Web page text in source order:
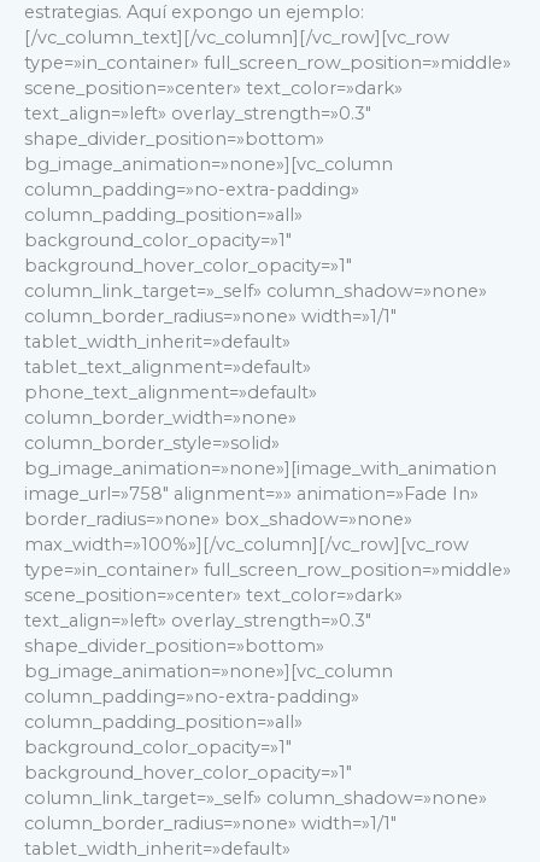
estrategias. Aquí expongo un ejemplo:
[/vc_column_text][/vc_column][/vc_row][vc_row
type=»in_container» full_screen_row_position=»middle»
scene_position=»center» text_color=»dark»
text_align=»left» overlay_strength=»0.3″
shape_divider_position=»bottom»
bg_image_animation=»none»][vc_column
column_padding=»no-extra-padding»
column_padding_position=»all»
background_color_opacity=»1″
background_hover_color_opacity=»1″
column_link_target=»_self» column_shadow=»none»
column_border_radius=»none» width=»1/1″
tablet_width_inherit=»default»
tablet_text_alignment=»default»
phone_text_alignment=»default»
column_border_width=»none»
column_border_style=»solid»
bg_image_animation=»none»][image_with_animation
image_url=»758″ alignment=»» animation=»Fade In»
border_radius=»none» box_shadow=»none»
max_width=»100%»][/vc_column][/vc_row][vc_row
type=»in_container» full_screen_row_position=»middle»
scene_position=»center» text_color=»dark»
text_align=»left» overlay_strength=»0.3″
shape_divider_position=»bottom»
bg_image_animation=»none»][vc_column
column_padding=»no-extra-padding»
column_padding_position=»all»
background_color_opacity=»1″
background_hover_color_opacity=»1″
column_link_target=»_self» column_shadow=»none»
column_border_radius=»none» width=»1/1″
tablet_width_inherit=»default»